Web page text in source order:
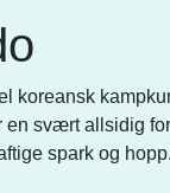
koreansk
en svært allsidig
spark og